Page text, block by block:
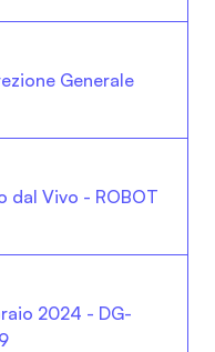
Generale
dal Vivo - ROBOT
2024 - DG-